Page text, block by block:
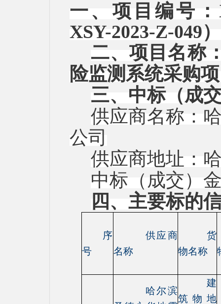
一、项目编号：
XSY-2023-Z-049）
二、项目名称
险监测系统采购
三、中标（成
供应商名称：
公司
供应商地址：
中标（成交）
四、主要标的
序
号
供应商
名称
货
物名称
哈尔滨
建
筑物地